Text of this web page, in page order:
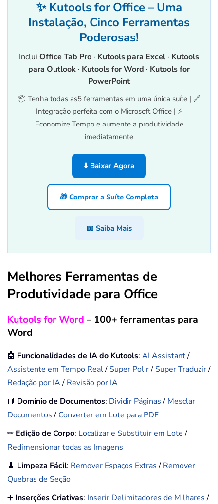
✨ Kutools for Office – Uma
Instalação, Cinco Ferramentas
Poderosas!
Inclui Office Tab Pro · Kutools para Excel · Kutools
para Outlook · Kutools for Word · Kutools for
PowerPoint
📦 Tenha todas as5 ferramentas em uma única suíte | 🔗
Integração perfeita com o Microsoft Office | ⚡
Economize Tempo e aumente a produtividade
imediatamente
⬇️ Baixar Agora
🎁 Comprar a Suíte Completa
📖 Saiba Mais
Melhores Ferramentas de
Produtividade para Office
Kutools for Word – 100+ ferramentas para
Word
🤖 Funcionalidades de IA do Kutools: AI Assistant/
Assistente em Tempo Real/ Super Polir/ Super Traduzir/
Redação por IA/ Revisão por IA
📘 Domínio de Documentos: Dividir Páginas/ Mesclar
Documentos/ Converter em Lote para PDF
✏ Edição de Corpo: Localizar e Substituir em Lote/
Redimensionar todas as Imagens
🧹 Limpeza Fácil: Remover Espaços Extras/ Remover
Quebras de Seção
➕ Inserções Criativas: Inserir Delimitadores de Milhares/